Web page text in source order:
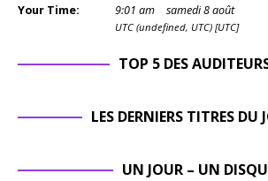
Your Time: 9:01 am samedi 8 août
UTC (undefined, UTC) [UTC]
TOP 5 DES
LES DERNIERS TITRES DU
UN JOUR – UN